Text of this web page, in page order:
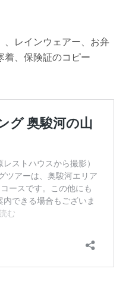
、レインウェアー、お弁
着、保険証のコピー